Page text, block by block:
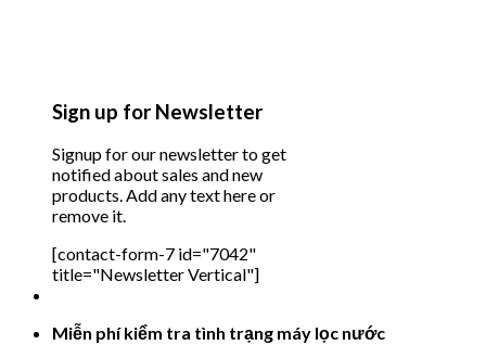
Sign up for Newsletter
Signup for our newsletter to get
notified about sales and new
products. Add any text here or
remove it.
[contact-form-7 id="7042"
title="Newsletter Vertical"]
Miễn phí kiểm tra tình trạng máy lọc nước